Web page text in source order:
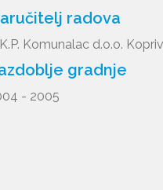
radova
Komunalac d.o.o.
gradnje
- 2005